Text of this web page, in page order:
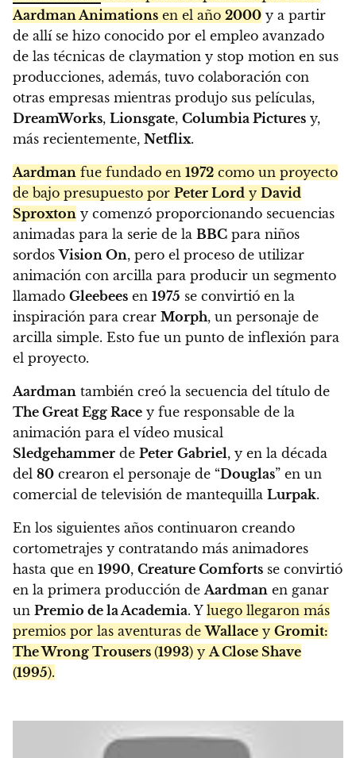
Aardman Animations en el año 2000 y a partir
de allí se hizo conocido por el empleo avanzado
de las técnicas de claymation y stop motion en sus
producciones, además, tuvo colaboración con
otras empresas mientras produjo sus películas,
DreamWorks, Lionsgate, Columbia Pictures y,
más recientemente, Netflix.
Aardman fue fundado en 1972 como un proyecto
de bajo presupuesto por Peter Lord y David
Sproxton y comenzó proporcionando secuencias
animadas para la serie de la BBC para niños
sordosVision On, pero el proceso de utilizar
animación con arcilla para producir un segmento
llamado Gleebees en 1975 se convirtió en la
inspiración para crear Morph, un personaje de
arcilla simple. Esto fue un punto de inflexión para
el proyecto.
Aardman también creó la secuencia del título de
The Great Egg Race y fue responsable de la
animación para el vídeo musical
Sledgehammer de Peter Gabriel, y en la década
del 80 crearon el personaje de “Douglas” en un
comercial de televisión de mantequilla Lurpak.
En los siguientes años continuaron creando
cortometrajes y contratando más animadores
hasta que en 1990, Creature Comforts se convirtió
en la primera producción deAardman en ganar
un Premio de la Academia. Y luego llegaron más
premios por las aventuras deWallace y Gromit:
The Wrong Trousers (1993) yA Close Shave
(1995).